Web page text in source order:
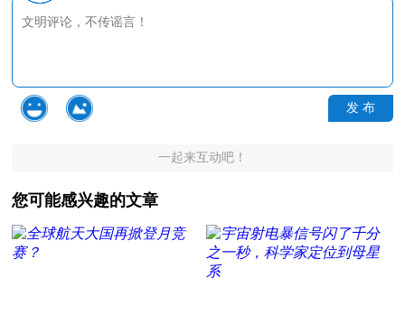
发 布
一起来互动吧！
您可能感兴趣的文章